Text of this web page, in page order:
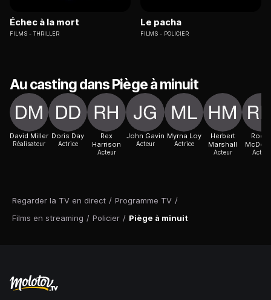
Regarder la TV en direct / Programme TV /
Films en streaming / Policier / Piège à minuit
Échec à la mort
FILMS THRILLER
Le pacha
FILMS POLICIER
Au casting dans Piège à minuit
David Miller
Réalisateur
Doris Day
Actrice
Rex
Harrison
Acteur
John Gavin
Acteur
Myrna Loy
Actrice
Herbert
Marshall
Acteur Acteur